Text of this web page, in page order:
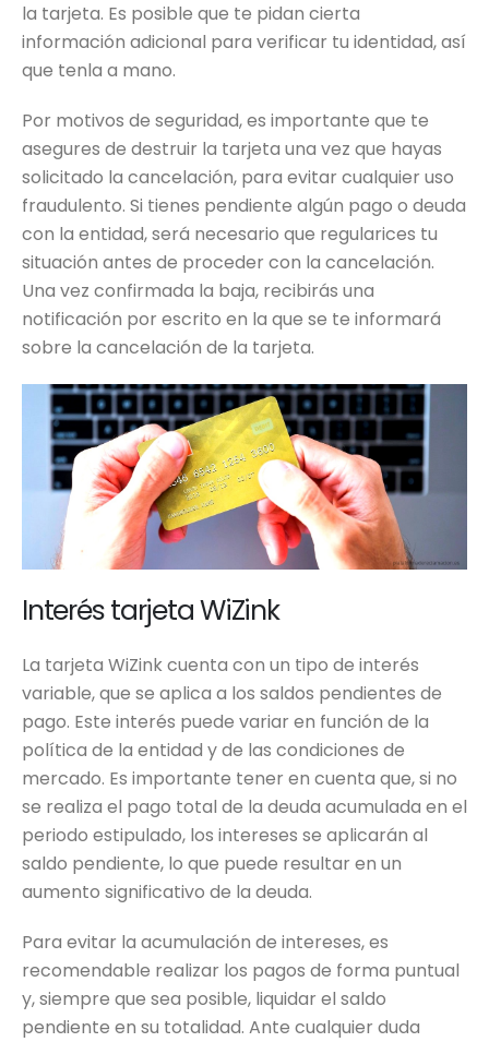
la tarjeta. Es posible que te pidan cierta
información adicional para verificar tu identidad, así
que tenla a mano.
Por motivos de seguridad, es importante que te
asegures de destruir la tarjeta una vez que hayas
solicitado la cancelación, para evitar cualquier uso
fraudulento. Si tienes pendiente algún pago o deuda
con la entidad, será necesario que regularices tu
situación antes de proceder con la cancelación.
Una vez confirmada la baja, recibirás una
notificación por escrito en la que se te informará
sobre la cancelación de la tarjeta.
Interés tarjeta WiZink
La tarjeta WiZink cuenta con un tipo de interés
variable, que se aplica a los saldos pendientes de
pago. Este interés puede variar en función de la
política de la entidad y de las condiciones de
mercado. Es importante tener en cuenta que, si no
se realiza el pago total de la deuda acumulada en el
periodo estipulado, los intereses se aplicarán al
saldo pendiente, lo que puede resultar en un
aumento significativo de la deuda.
Para evitar la acumulación de intereses, es
recomendable realizar los pagos de forma puntual
y, siempre que sea posible, liquidar el saldo
pendiente en su totalidad. Ante cualquier duda